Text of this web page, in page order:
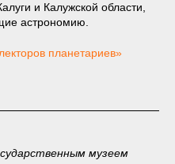
и Калужской области,
астрономию.
планетариев»
музеем